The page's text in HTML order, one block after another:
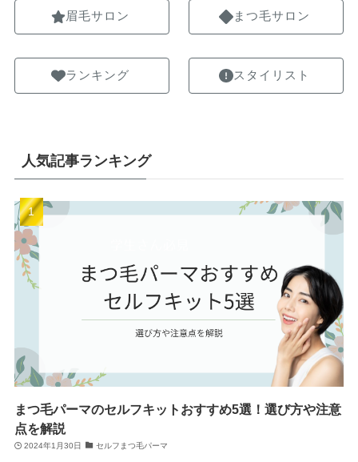
眉毛サロン
ランキング
まつ毛サロン
スタイリスト
人気記事ランキング
まつ毛パーマのセルフキットおすすめ5選！選び方や注意
点を解説
2024年1月30日 セルフまつ毛パーマ